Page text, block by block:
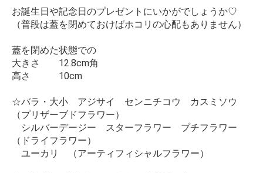
お誕生日や記念日のプレゼントにいかがでしょうか♡
（普段は蓋を閉めておけばホコリの心配もありません）
蓋を閉めた状態での
大きさ 12.8cm角
高さ 10cm
☆バラ・大小 アジサイ センニチコウ カスミソウ
（プリザーブドフラワー）
シルバーデージー スターフラワー プチフラワー
（ドライフラワー）
ユーカリ （アーティフィシャルフラワー）